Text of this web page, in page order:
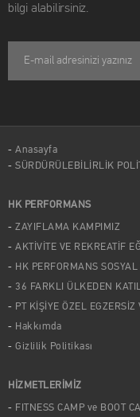
bilgi alabilirsiniz.
Anasayfa
SÜRDÜRÜLEBİLİRLİK
HK PERFORMANS
ZAYIFLAMA KAMPIMIZ
AKTİVİTE VE REKREATİF
HK PERFORMANS SOSYAL
36 FARKLI ÜLKEDEN
PT KİŞİYE ÖZEL
Hakkımda
Gizlilik Politikası
HİZMETLERİMİZ
FITNESS CAMP ve BOOT